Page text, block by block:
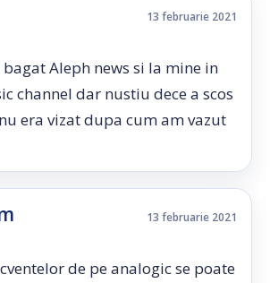
13 februarie 2021
Aleph news si la mine in
channel dar nustiu dece a scos
era vizat dupa cum am vazut
13 februarie 2021
de pe analogic se poate